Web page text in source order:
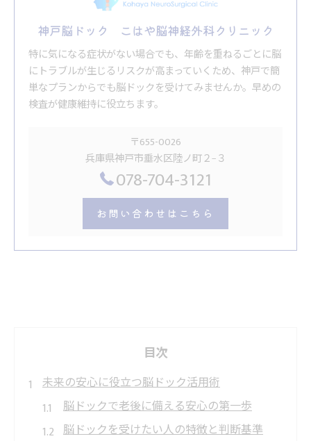
神戸脳ドック こはや脳神経外科クリニック
特に気になる症状がない場合でも、年齢を重ねるごとに脳
にトラブルが生じるリスクが高まっていくため、神戸で簡
単なプランからでも脳ドックを受けてみませんか。早めの
検査が健康維持に役立ちます。
〒655-0026
兵庫県神戸市垂水区陸ノ町２−３
078-704-3121
お問い合わせはこちら
目次
未来の安心に役立つ脳ドック活用術
脳ドックで老後に備える安心の第一歩
脳ドックを受けたい人の特徴と判断基準